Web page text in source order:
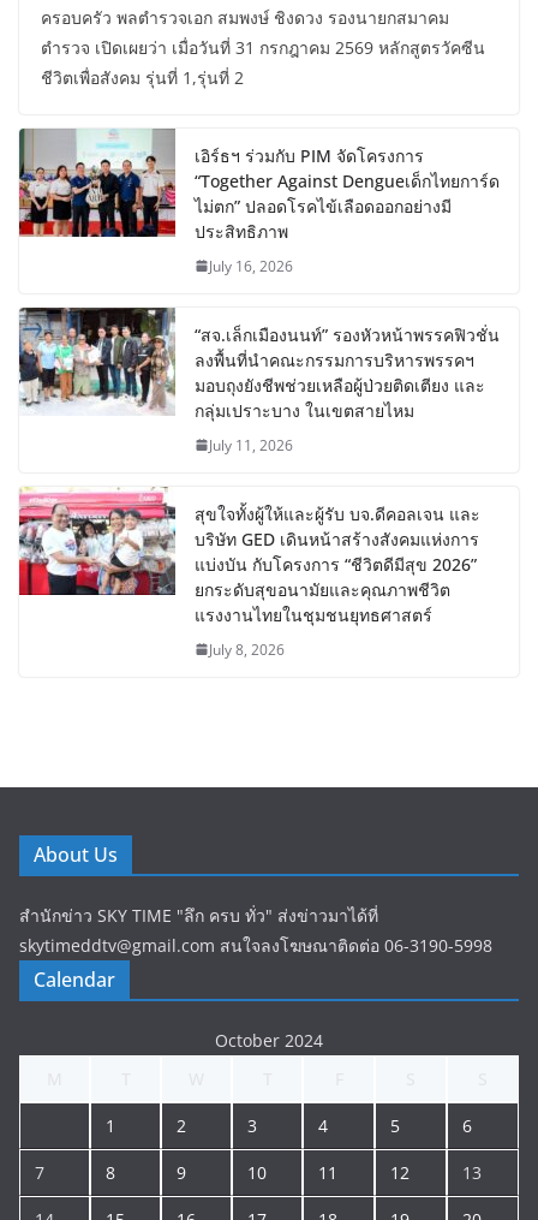
ครอบครัว พลตำรวจเอก สมพงษ์ ชิงดวง รองนายกสมาคม
ตำรวจ เปิดเผยว่า เมื่อวันที่ 31 กรกฎาคม 2569 หลักสูตรวัคซีน
ชีวิตเพื่อสังคม รุ่นที่ 1,รุ่นที่ 2
เอิร์ธฯ ร่วมกับ PIM จัดโครงการ
“Together Against Dengueเด็กไทยการ์ด
ไม่ตก” ปลอดโรคไข้เลือดออกอย่างมี
ประสิทธิภาพ
July 16, 2026
“สจ.เล็กเมืองนนท์” รองหัวหน้าพรรคฟิวชั่น
ลงพื้นที่นำคณะกรรมการบริหารพรรคฯ
มอบถุงยังชีพช่วยเหลือผู้ป่วยติดเตียง และ
กลุ่มเปราะบาง ในเขตสายไหม
July 11, 2026
สุขใจทั้งผู้ให้และผู้รับ บจ.ดีคอลเจน และ
บริษัท GED เดินหน้าสร้างสังคมแห่งการ
แบ่งบัน​ กับโครงการ “ชีวิตดีมีสุข 2026”
ยกระดับสุขอนามัยและคุณภาพชีวิต
แรงงานไทยในชุมชนยุทธศาสตร์
July 8, 2026
About Us
สำนักข่าว SKY TIME "ลึก ครบ ทั่ว" ส่งข่าวมาได้ที่
skytimeddtv@gmail.com สนใจลงโฆษณาติดต่อ 06-3190-5998
Calendar
October 2024
1 2 3 4 5 6
7 8 9 10 11 12 13